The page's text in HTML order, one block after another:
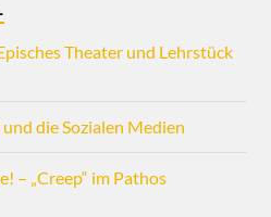
Theater und Lehrstück
die Sozialen Medien
– „Creep“ im Pathos